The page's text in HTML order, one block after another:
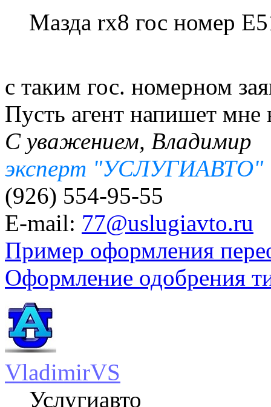
Мазда rx8 гос номер
с таким гос. номерном
Пусть агент напишет мне
С уважением, Владимир
эксперт "УСЛУГИАВТО"
(926) 554-95-55
E-mail: 77@uslugiavto.ru
Пример оформления
Оформление одобрения
VladimirVS
Услугиавто